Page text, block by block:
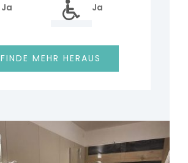
Ja Ja
FINDE MEHR HERAUS